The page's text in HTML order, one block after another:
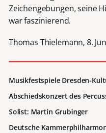
Zeichengebungen, seine
war faszinierend.
Thomas Thielemann, 8.
Musikfestspiele Dresden-
Abschiedskonzert des
Solist: Martin Grubinger
Deutsche